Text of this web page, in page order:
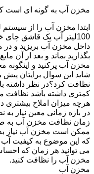
مخزن آب به گونه ای است
ابتدا مخزن آب را از
بگذارید بماند و بعد از آن
مخزن آب پرکنید و
شاید این سوال برایتان پیش
نظافت کرد؟در نظر داشته
کمتری داشته باشد نظافت
هرچه میزان املاح بیشتری
در بازه زمانی معین نیاز
زمان نظافت مخزن آب به
ممکن است مخزن آب نیاز
که این موضوع به کیفیت
می توانید هر زمان که
مخزن آب را نظافت کنید.
مخزن آب